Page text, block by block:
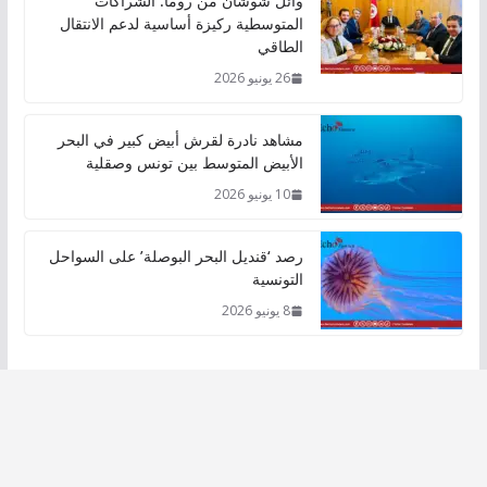
المتوسطية ركيزة أساسية لدعم الانتقال
الطاقي
26 يونيو 2026
مشاهد نادرة لقرش أبيض كبير في البحر
الأبيض المتوسط بين تونس وصقلية
10 يونيو 2026
رصد ‘قنديل البحر البوصلة’ على السواحل
التونسية
8 يونيو 2026